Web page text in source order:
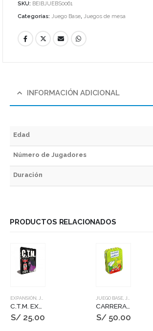
SKU: BEIBJUEBS0061
Categorías: Juego Base, Juegos de mesa
INFORMACIÓN ADICIONAL
Edad
Número de Jugadores
Duración
PRODUCTOS RELACIONADOS
EXPANSIÓN JUEGOS DE MESA
C.T.M. EXP 6 – ROCK & POP
S/25.00
JUEGO BASE, JUEGOS DE MESA
CARRERA DE ANIMALES
S/50.00